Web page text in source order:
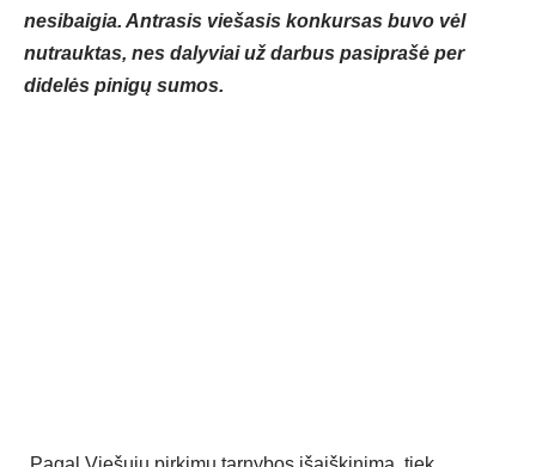
nesibaigia. Antrasis viešasis konkursas buvo vėl
nutrauktas, nes dalyviai už darbus pasiprašė per
didelės pinigų sumos.